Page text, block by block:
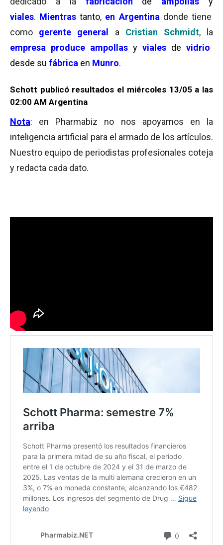
viales. Mientras tanto, en Argentina donde tiene
como gerente general a Cristian Schmidt, la
empresa produce ampollas y viales de vidrio
desde su fábrica en Munro.
Schott publicó resultados el miércoles 13/05 a las
02:00 AM Argentina
Nota: en Pharmabiz no nos apoyamos en la
inteligencia artificial para el armado de los artículos.
Nuestro equipo de periodistas profesionales coteja
y redacta cada dato.